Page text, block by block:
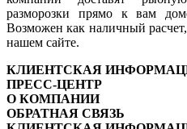
разморозки прямо к вам
Возможен как наличный
нашем сайте.
КЛИЕНТСКАЯ
ПРЕСС-ЦЕНТР
О КОМПАНИИ
ОБРАТНАЯ СВЯЗЬ